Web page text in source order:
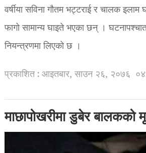
वर्षीया सविना गौतम भट्टराई र चालक
फागो सामान्य घाइते भएका छन् ।
नियन्त्रणमा लिएको छ ।
प्रकाशित : आइतबार, साउन २६, २०७६
माछापोखरीमा डुबेर बालकको